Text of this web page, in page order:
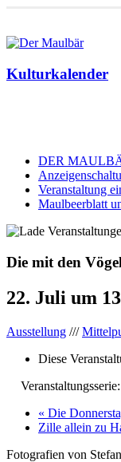
Kulturkalender
DER
Veranstaltung
Maulbeerblatt
Die mit den
22. Juli um
Ausstellung ///
Diese
Veranstaltungsserie:
« Die
Zille allein zu
Fotografien von